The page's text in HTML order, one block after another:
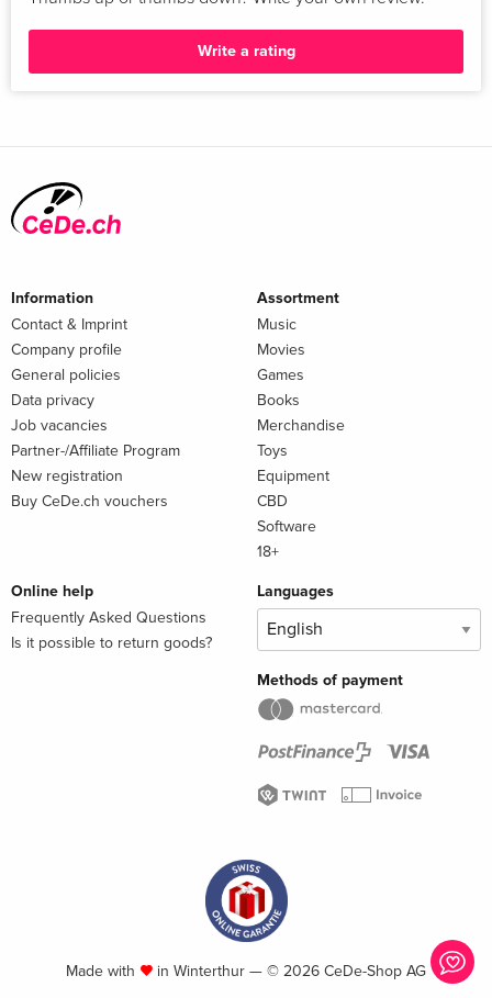
Write a rating
Information
Contact & Imprint
Company profile
General policies
Data privacy
Job vacancies
Partner-/Affiliate Program
New registration
Buy CeDe.ch vouchers
Assortment
Music
Movies
Games
Books
Merchandise
Toys
Equipment
CBD
Software
18+
Online help
Frequently Asked Questions
Is it possible to return goods?
Languages
Methods of payment
Made with in Winterthur — © 2026 CeDe-Shop AG